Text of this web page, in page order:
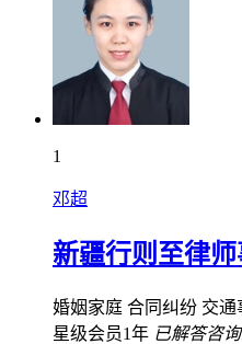
1
邓超
新疆行则至律
婚姻家庭 合同纠纷 交通
星级会员1年 已解答咨